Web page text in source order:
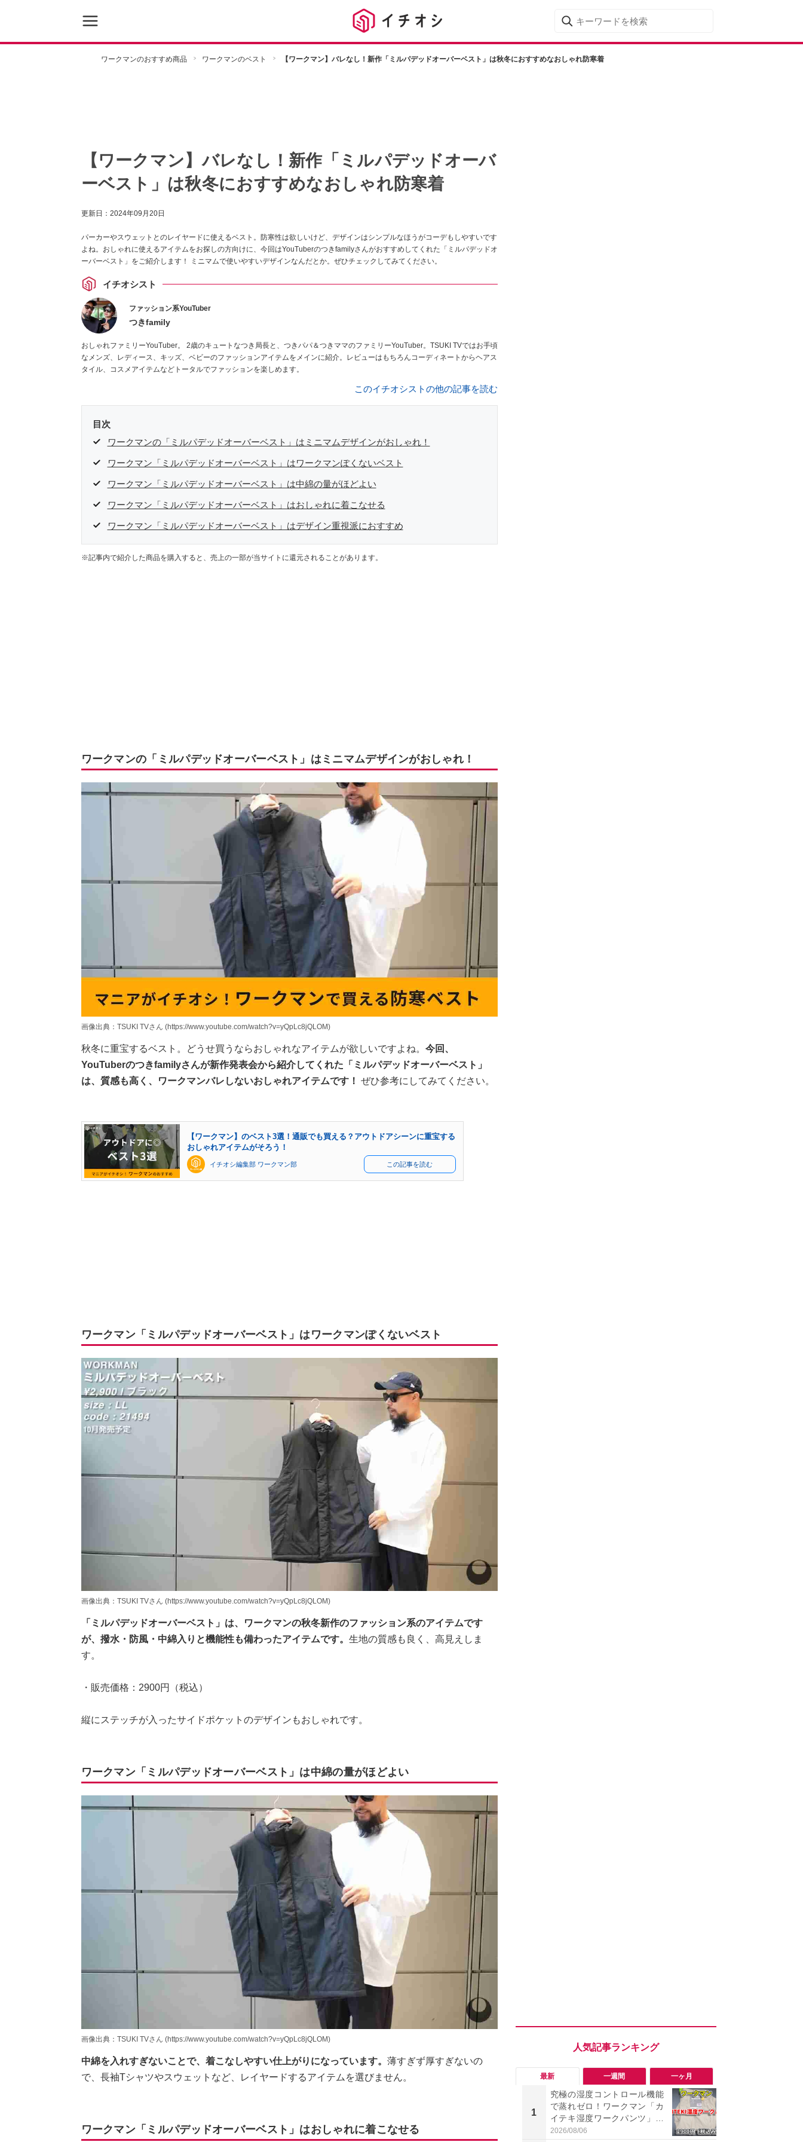
ワークマンのおすすめ商品 ワークマンのベスト 【ワークマン】バレなし！新作「ミルパデッドオーバーベスト」は秋冬におすすめなおしゃれ防寒着
【ワークマン】バレなし！新作「ミルパデッドオーバ
ーベスト」は秋冬におすすめなおしゃれ防寒着
更新日： 2024年09月20日
パーカーやスウェットとのレイヤードに使えるベスト。防寒性は欲しいけど、デザインはシンプルなほうがコーデもしやすいです
よね。おしゃれに使えるアイテムをお探しの方向けに、今回はYouTuberのつきfamilyさんがおすすめしてくれた「ミルパデッドオ
ーバーベスト」をご紹介します！ ミニマムで使いやすいデザインなんだとか。ぜひチェックしてみてください。
イチオシスト
ファッション系YouTuber
つきfamily
おしゃれファミリーYouTuber。 2歳のキュートなつき局長と、つきパパ＆つきママのファミリーYouTuber。TSUKI TVではお手頃
なメンズ、レディース、キッズ、ベビーのファッションアイテムをメインに紹介。レビューはもちろんコーディネートからヘアス
タイル、コスメアイテムなどトータルでファッションを楽しめます。
このイチオシストの他の記事を読む
目次
ワークマンの「ミルパデッドオーバーベスト」はミニマムデザインがおしゃれ！
ワークマン「ミルパデッドオーバーベスト」はワークマンぽくないベスト
ワークマン「ミルパデッドオーバーベスト」は中綿の量がほどよい
ワークマン「ミルパデッドオーバーベスト」はおしゃれに着こなせる
ワークマン「ミルパデッドオーバーベスト」はデザイン重視派におすすめ
※記事内で紹介した商品を購入すると、売上の一部が当サイトに還元されることがあります。
ワークマンの「ミルパデッドオーバーベスト」はミニマムデザインがおしゃれ！
画像出典：TSUKI TVさん (https://www.youtube.com/watch?v=yQpLc8jQLOM)
秋冬に重宝するベスト。どうせ買うならおしゃれなアイテムが欲しいですよね。 今回、
YouTuberのつきfamilyさんが新作発表会から紹介してくれた「ミルパデッドオーバーベスト」
は、質感も高く、ワークマンバレしないおしゃれアイテムです！ ぜひ参考にしてみてください。
【ワークマン】のベスト3選！通販でも買える？アウトドアシーンに重宝する
おしゃれアイテムがそろう！
イチオシ編集部 ワークマン部 この記事を読む
ワークマン「ミルパデッドオーバーベスト」はワークマンぽくないベスト
画像出典：TSUKI TVさん (https://www.youtube.com/watch?v=yQpLc8jQLOM)
「ミルパデッドオーバーベスト」は、ワークマンの秋冬新作のファッション系のアイテムです
が、撥水・防風・中綿入りと機能性も備わったアイテムです。 生地の質感も良く、高見えしま
す。
・販売価格：2900円（税込）
縦にステッチが入ったサイドポケットのデザインもおしゃれです。
ワークマン「ミルパデッドオーバーベスト」は中綿の量がほどよい
画像出典：TSUKI TVさん (https://www.youtube.com/watch?v=yQpLc8jQLOM)
中綿を入れすぎないことで、着こなしやすい仕上がりになっています。 薄すぎず厚すぎないの
で、長袖Tシャツやスウェットなど、レイヤードするアイテムを選びません。
ワークマン「ミルパデッドオーバーベスト」はおしゃれに着こなせる
最新 一週間 一ヶ月
1
究極の湿度コントロール機能
で蒸れゼロ！ワークマン「カ
イテキ湿度ワークパンツ」29
00円は秋まで快適に履ける
2026/08/06